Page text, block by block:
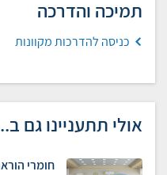
תמיכה והדרכה
כניסה להדרכות מקוונות
אולי תתעניינו גם
חומרי